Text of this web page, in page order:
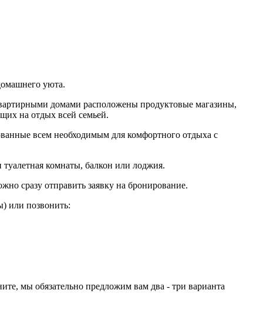
уюта.
домами расположены продуктовые магазины,
на отдых всей семьей.
всем необходимым для комфортного отдыха с
комнаты, балкон или лоджия.
сразу отправить заявку на бронирование.
или позвонить:
мы обязательно предложим вам два - три варианта